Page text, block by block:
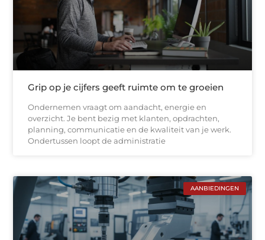
Grip op je cijfers geeft ruimte om te groeien
Ondernemen vraagt om aandacht, energie en
overzicht. Je bent bezig met klanten, opdrachten,
planning, communicatie en de kwaliteit van je werk.
Ondertussen loopt de administratie
AANBIEDINGEN